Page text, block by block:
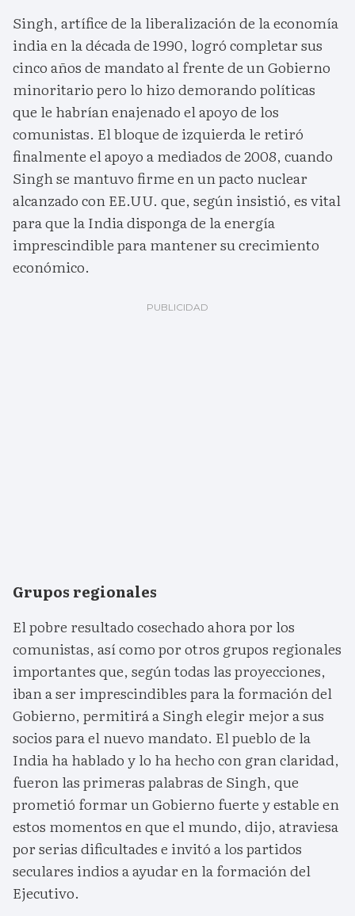
Singh, artífice de la liberalización de la economía
india en la década de 1990, logró completar sus
cinco años de mandato al frente de un Gobierno
minoritario pero lo hizo demorando políticas
que le habrían enajenado el apoyo de los
comunistas. El bloque de izquierda le retiró
finalmente el apoyo a mediados de 2008, cuando
Singh se mantuvo firme en un pacto nuclear
alcanzado con EE.UU. que, según insistió, es vital
para que la India disponga de la energía
imprescindible para mantener su crecimiento
económico.
Grupos regionales
El pobre resultado cosechado ahora por los
comunistas, así como por otros grupos regionales
importantes que, según todas las proyecciones,
iban a ser imprescindibles para la formación del
Gobierno, permitirá a Singh elegir mejor a sus
socios para el nuevo mandato. El pueblo de la
India ha hablado y lo ha hecho con gran claridad,
fueron las primeras palabras de Singh, que
prometió formar un Gobierno fuerte y estable en
estos momentos en que el mundo, dijo, atraviesa
por serias dificultades e invitó a los partidos
seculares indios a ayudar en la formación del
Ejecutivo.